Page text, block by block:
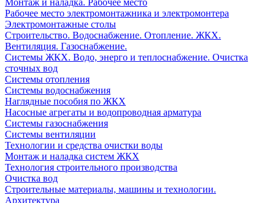
Монтаж и наладка. Рабочее место
Рабочее место электромонтажника и электромонтера
Электромонтажные столы
Строительство. Водоснабжение. Отопление. ЖКХ.
Вентиляция. Газоснабжение.
Системы ЖКХ. Водо, энерго и теплоснабжение. Очистка
сточных вод
Системы отопления
Системы водоснабжения
Наглядные пособия по ЖКХ
Насосные агрегаты и водопроводная арматура
Системы газоснабжения
Системы вентиляции
Технологии и средства очистки воды
Монтаж и наладка систем ЖКХ
Технология строительного производства
Очистка вод
Строительные материалы, машины и технологии.
Архитектура